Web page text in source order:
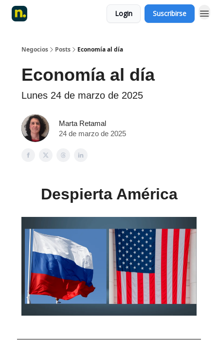
Login Suscribirse
Negocios Posts Economía al día
Economía al día
Lunes 24 de marzo de 2025
Marta Retamal
24 de marzo de 2025
Despierta América